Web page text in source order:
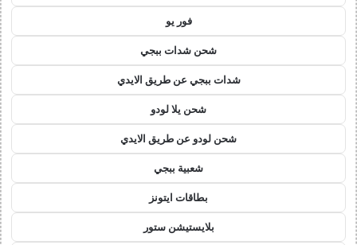
فور يو
شحن شدات ببجي
شدات ببجي عن طريق الايدي
شحن يلا لودو
شحن لودو عن طريق الايدي
شعبية ببجي
بطاقات ايتونز
بلايستيشن ستور